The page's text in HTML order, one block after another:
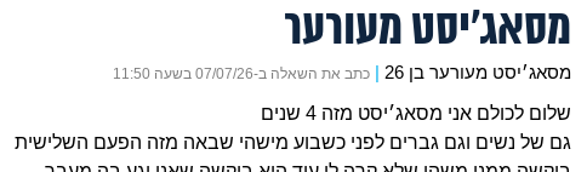
מסאג׳יסט מעורער
מסאג׳יסט מעורער בן 26 כתב את השאלה ב-07/07/26 בשעה 11:50
שלום לכולם אני מסאג׳יסט מזה 4 שנים
גם של נשים וגם גברים לפני כשבוע מישהי שבאה מזה הפעם השלישית